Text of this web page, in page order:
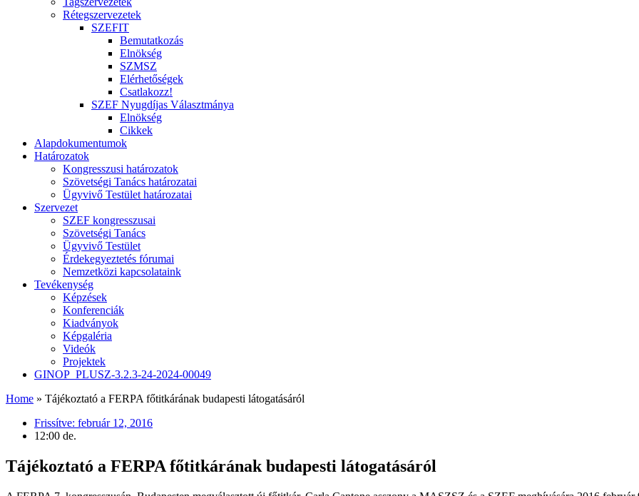
Rétegszervezetek
SZEFIT
Bemutatkozás
Elnökség
SZMSZ
Elérhetőségek
Csatlakozz!
SZEF Nyugdíjas Választmánya
Elnökség
Cikkek
Alapdokumentumok
Határozatok
Kongresszusi határozatok
Szövetségi Tanács határozatai
Ügyvivő Testület határozatai
Szervezet
SZEF kongresszusai
Szövetségi Tanács
Ügyvivő Testület
Érdekegyeztetés fórumai
Nemzetközi kapcsolataink
Tevékenység
Képzések
Konferenciák
Kiadványok
Képgaléria
Videók
Projektek
GINOP_PLUSZ-3.2.3-24-2024-00049
Home » Tájékoztató a FERPA főtitkárának budapesti látogatásáról
Frissítve: február 12, 2016
12:00 de.
Tájékoztató a FERPA főtitkárának budapesti látogatásáról